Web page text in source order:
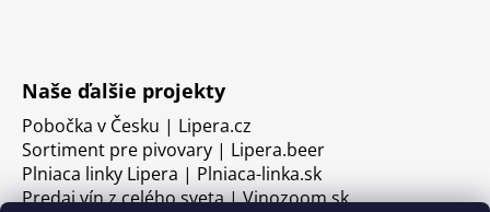
Naše ďalšie projekty
Pobočka v Česku | Lipera.cz
Sortiment pre pivovary | Lipera.beer
Plniaca linky Lipera | Plniaca-linka.sk
Predaj vín z celého sveta | Vinozoom.sk